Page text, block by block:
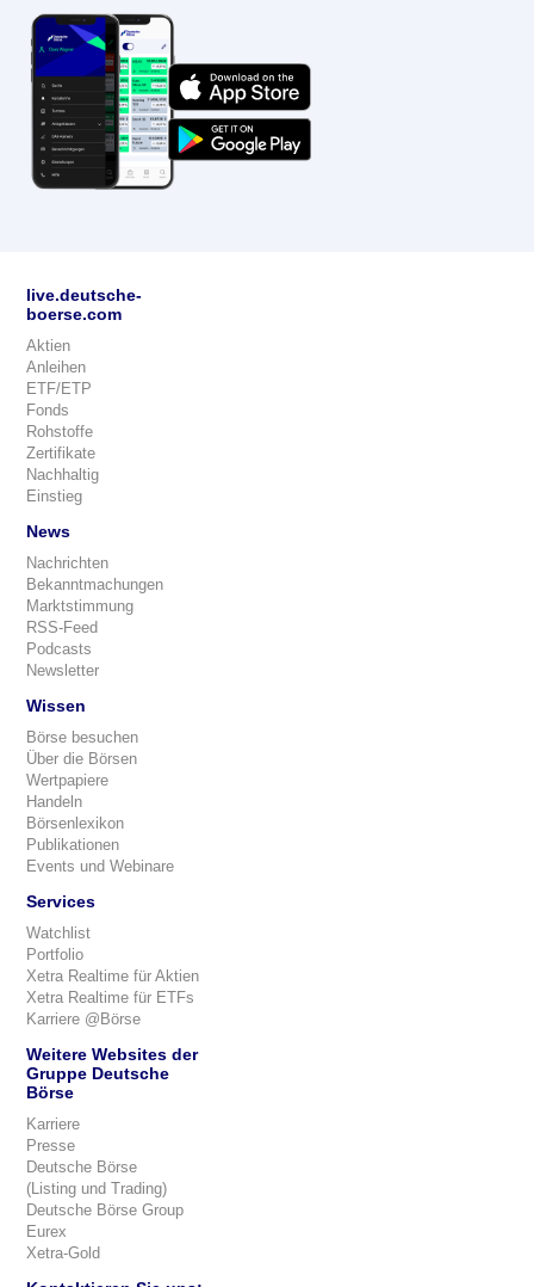
live.deutsche-
boerse.com
Aktien
Anleihen
ETF/ETP
Fonds
Rohstoffe
Zertifikate
Nachhaltig
Einstieg
News
Nachrichten
Bekanntmachungen
Marktstimmung
RSS-Feed
Podcasts
Newsletter
Wissen
Börse besuchen
Über die Börsen
Wertpapiere
Handeln
Börsenlexikon
Publikationen
Events und Webinare
Services
Watchlist
Portfolio
Xetra Realtime für Aktien
Xetra Realtime für ETFs
Karriere @Börse
Weitere Websites der
Gruppe Deutsche
Börse
Karriere
Presse
Deutsche Börse
(Listing und Trading)
Deutsche Börse Group
Eurex
Xetra-Gold